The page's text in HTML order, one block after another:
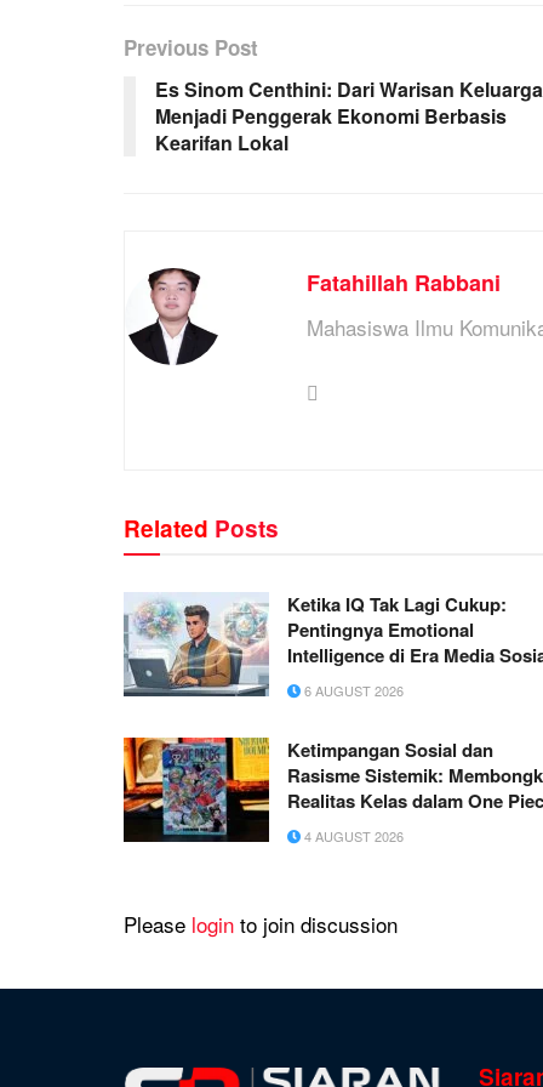
Previous Post
Es Sinom Centhini: Dari Warisan Keluarga
Menjadi Penggerak Ekonomi Berbasis
Kearifan Lokal
Fatahillah Rabbani
Mahasiswa Ilmu
Related Posts
Ketika IQ Tak Lagi Cukup:
Pentingnya Emotional
Intelligence di Era Media
6 AUGUST 2026
Ketimpangan Sosial dan
Rasisme Sistemik:
Realitas Kelas dalam One
4 AUGUST 2026
Please login to join discussion